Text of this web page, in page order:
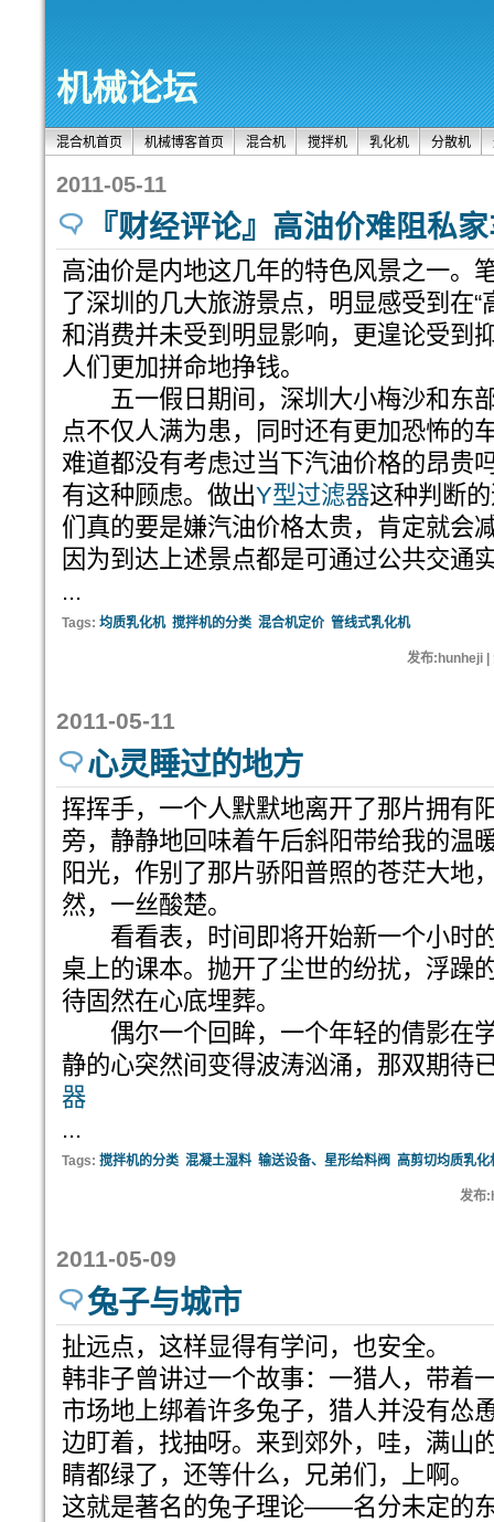
机械论坛
混合机首页 机械博客首页 混合机 搅拌机 乳化机 分散机
2011-05-11
『财经评论』高油价难阻私
高油价是内地这几年的特色风景之一。
了深圳的几大旅游景点，明显感受到在“
和消费并未受到明显影响，更遑论受到
人们更加拼命地挣钱。
五一假日期间，深圳大小梅沙和东
点不仅人满为患，同时还有更加恐怖的
难道都没有考虑过当下汽油价格的昂贵
有这种顾虑。做出Y型过滤器这种判断
们真的要是嫌汽油价格太贵，肯定就会
因为到达上述景点都是可通过公共交通
...
Tags: 均质乳化机 搅拌机的分类 混合机定价 管线式乳化机
发布:hunheji |
2011-05-11
心灵睡过的地方
挥挥手，一个人默默地离开了那片拥有
旁，静静地回味着午后斜阳带给我的温
阳光，作别了那片骄阳普照的苍茫大地
然，一丝酸楚。
看看表，时间即将开始新一个小时
桌上的课本。抛开了尘世的纷扰，浮躁
待固然在心底埋葬。
偶尔一个回眸，一个年轻的倩影在
静的心突然间变得波涛汹涌，那双期待
器
...
Tags: 搅拌机的分类 混凝土湿料 输送设备、星形给料阀 高剪切均质乳化
发布
2011-05-09
兔子与城市
扯远点，这样显得有学问，也安全。
韩非子曾讲过一个故事：一猎人，带着
市场地上绑着许多兔子，猎人并没有
边盯着，找抽呀。来到郊外，哇，满山
睛都绿了，还等什么，兄弟们，上啊。
这就是著名的兔子理论——名分未定的